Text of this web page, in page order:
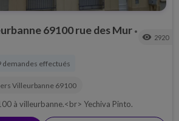
69100 rue des Mur •
visibility 2920
demandes effectués
Villeurbanne 69100
à villeurbanne.<br> Yechiva Pinto.